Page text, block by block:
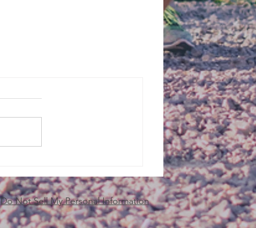
Do Not Sell My Personal Information